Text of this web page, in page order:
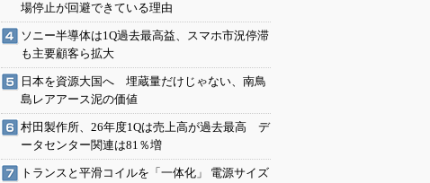
場停止が回避できている理由
ソニー半導体は1Q過去最高益、スマホ市況停滞
も主要顧客ら拡大
日本を資源大国へ 埋蔵量だけじゃない、南鳥
島レアアース泥の価値
村田製作所、26年度1Qは売上高が過去最高 デ
ータセンター関連は81％増
トランスと平滑コイルを「一体化」 電源サイズ